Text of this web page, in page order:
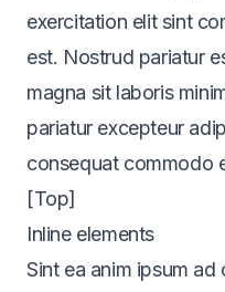
exercitation elit sint
est. Nostrud pariatur
magna sit laboris
pariatur excepteur
consequat commodo
[Top]
Inline elements
Sint ea anim ipsum